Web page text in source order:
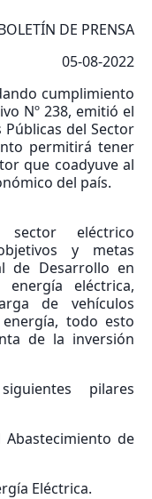
DE PRENSA
05-08-2022
cumplimiento
Nº 238, emitió el
del Sector
permitirá tener
que coadyuve al
del país.
eléctrico
y metas
de Desarrollo en
eléctrica,
de vehículos
todo esto
de la inversión
pilares
de
Eléctrica.